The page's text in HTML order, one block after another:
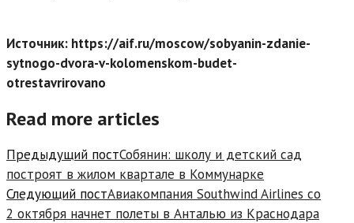
Источник: https://aif.ru/moscow/sobyanin-zdanie-
sytnogo-dvora-v-kolomenskom-budet-
otrestavrirovano
Read more articles
Предыдущий постСобянин: школу и детский сад
построят в жилом квартале в Коммунарке
Следующий постАвиакомпания Southwind Airlines со
2 октября начнет полеты в Анталью из Краснодара